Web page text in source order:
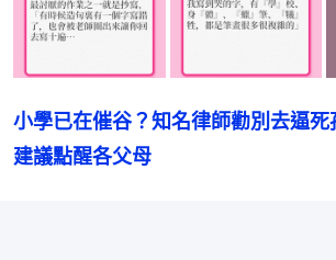
小學已在催谷？知名律師勸別去逼
建議點醒各父母